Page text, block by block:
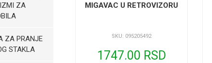
ZA
ZA PRANJE
STAKLA
MIGAVAC U RETROVIZORU
SKU: 095205492
1747.00 RSD